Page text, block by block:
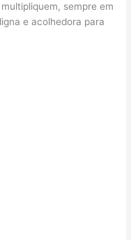
sempre em
e acolhedora para